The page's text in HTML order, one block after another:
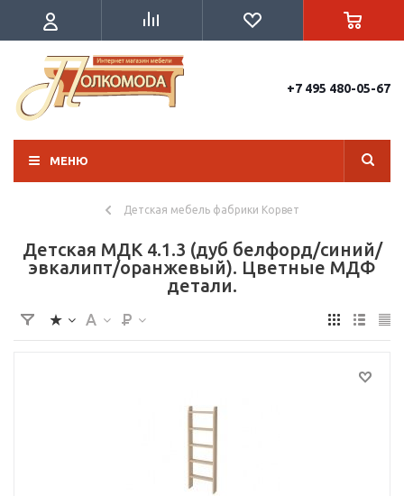
+7 495 480-05-67
МЕНЮ
Детская мебель фабрики Корвет
Детская МДК 4.1.3 (дуб белфорд/синий/
эвкалипт/оранжевый). Цветные МДФ
детали.